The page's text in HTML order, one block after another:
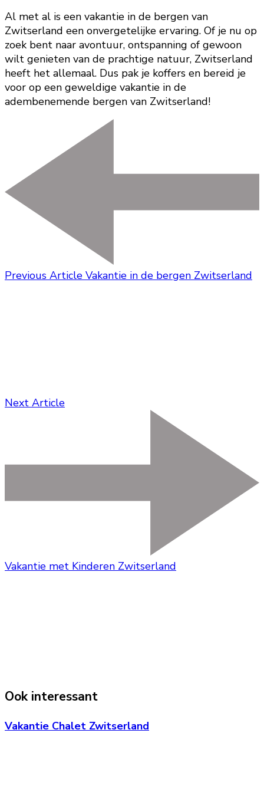
Al met al is een vakantie in de bergen van
Zwitserland een onvergetelijke ervaring. Of je nu op
zoek bent naar avontuur, ontspanning of gewoon
wilt genieten van de prachtige natuur, Zwitserland
heeft het allemaal. Dus pak je koffers en bereid je
voor op een geweldige vakantie in de
adembenemende bergen van Zwitserland!
Previous Article Vakantie in de bergen Zwitserland
Next Article
Vakantie met Kinderen Zwitserland
Ook interessant
Vakantie Chalet Zwitserland